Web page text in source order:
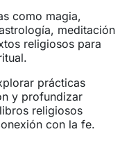
como magia,
meditación
religiosos para
prácticas
y profundizar
religiosos
con la fe.